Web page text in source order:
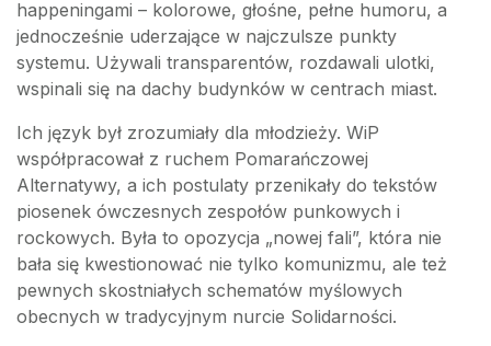
happeningami – kolorowe, głośne, pełne humoru, a
jednocześnie uderzające w najczulsze punkty
systemu. Używali transparentów, rozdawali ulotki,
wspinali się na dachy budynków w centrach miast.
Ich język był zrozumiały dla młodzieży. WiP
współpracował z ruchem Pomarańczowej
Alternatywy, a ich postulaty przenikały do tekstów
piosenek ówczesnych zespołów punkowych i
rockowych. Była to opozycja „nowej fali”, która nie
bała się kwestionować nie tylko komunizmu, ale też
pewnych skostniałych schematów myślowych
obecnych w tradycyjnym nurcie Solidarności.